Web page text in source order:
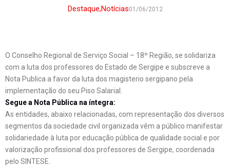
Destaque,Notícias01/06/2012
O Conselho Regional de Serviço Social – 18º Região, se solidariza
com a luta dos professores do Estado de Sergipe e subscreve a
Nota Publica a favor da luta dos magisterio sergipano pela
implementação do seu Piso Salarial.
Segue a Nota Pública na íntegra:
As entidades, abaixo relacionadas, com representação dos diversos
segmentos da sociedade civil organizada vêm a público manifestar
solidariedade à luta por educação pública de qualidade social e por
valorização profissional dos professores de Sergipe, coordenada
pelo SINTESE.